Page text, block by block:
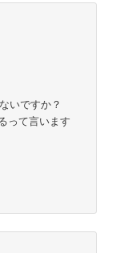
いですか？
って言います